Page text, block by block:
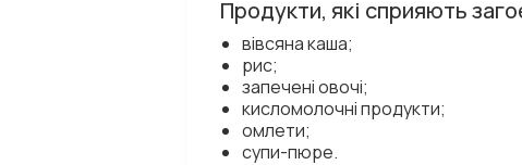
Продукти, які сприяють
вівсяна каша;
рис;
запечені овочі;
кисломолочні продукти;
омлети;
супи-пюре.